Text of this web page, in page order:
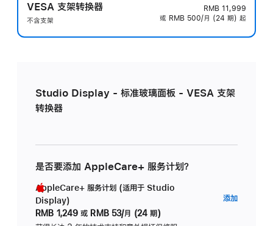
VESA 支架转换器
不含支架
RMB 11,999
或 RMB 500/月 (24 期) 起
Studio Display - 标准玻璃面板 - VESA 支架
转换器
是否要添加 AppleCare+ 服务计划？
AppleCare+ 服务计划 (适用于 Studio
Display)
RMB 1,249 或 RMB 53/月 (24 期)
添加